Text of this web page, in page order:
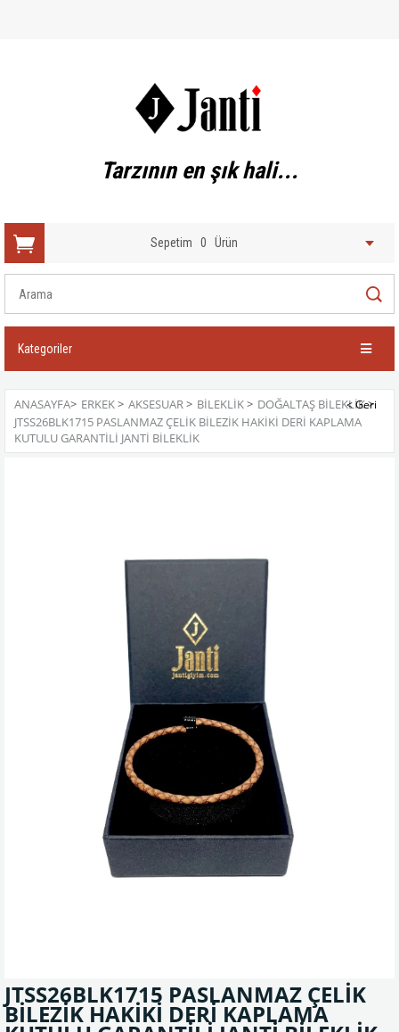
Tarzının en şık hali...
Sepetim 0 Ürün
Kategoriler
ANASAYFA> ERKEK> AKSESUAR> BILEKLIK> DOĞALTAŞ BILEKLIK>
JTSS26BLK1715 PASLANMAZ ÇELİK BİLEZİK HAKİKİ DERİ KAPLAMA
KUTULU GARANTİLİ JANTİ BİLEKLİK
JTSS26BLK1715 PASLANMAZ ÇELİK
BİLEZİK HAKİKİ DERİ KAPLAMA